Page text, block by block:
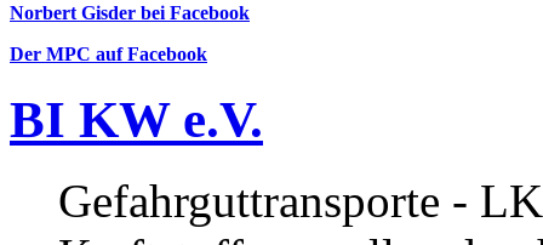
Norbert Gisder bei Facebook
Der MPC auf Facebook
BI KW e.V.
Gefahrguttransporte -